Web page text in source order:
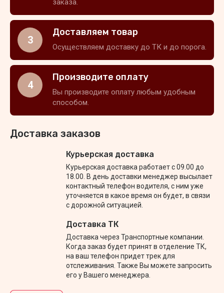
заказа.
3
Доставляем товар
Осуществляем доставку до ТК и до порога.
4
Производите оплату
Вы производите оплату любым удобным
способом.
Доставка заказов
Курьерская доставка
Курьерская доставка работает с 09.00 до
18.00. В день доставки менеджер высылает
контактный телефон водителя, с ним уже
уточняется в какое время он будет, в связи
с дорожной ситуацией.
Доставка ТК
Доставка через Транспортные компании.
Когда заказ будет принят в отделение ТК,
на ваш телефон придет трек для
отслеживания. Также Вы можете запросить
его у Вашего менеджера.